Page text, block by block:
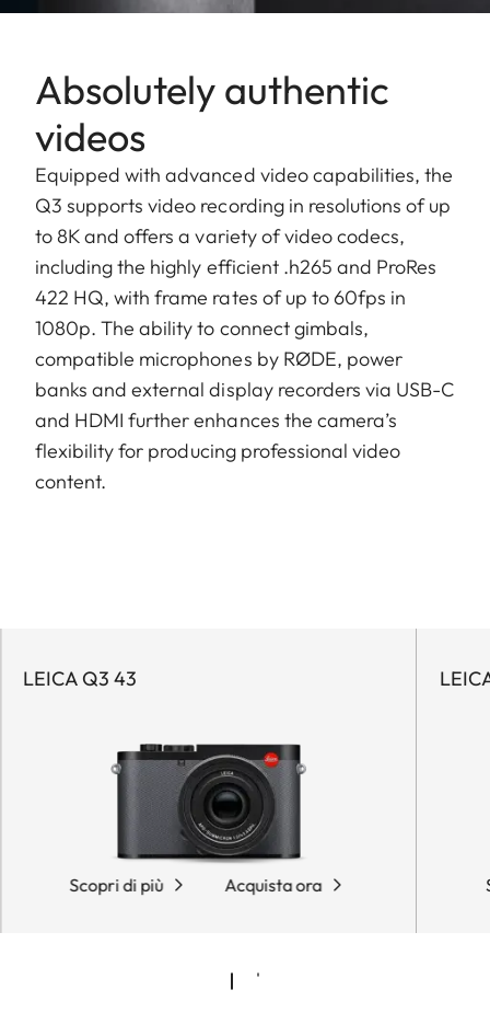
Absolutely authentic
videos
Equipped with advanced video capabilities, the
Q3 supports video recording in resolutions of up
to 8K and offers a variety of video codecs,
including the highly efficient .h265 and ProRes
422 HQ, with frame rates of up to 60fps in
1080p. The ability to connect gimbals,
compatible microphones by RØDE, power
banks and external display recorders via USB-C
and HDMI further enhances the camera’s
flexibility for producing professional video
content.
LEICA Q3 43
Scopri di più Acquista ora